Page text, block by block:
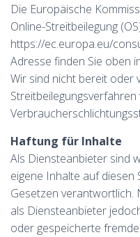
Die Europäische
Online-Streitbeilegung
https://ec.europa.eu/
Adresse finden Sie oben
Wir sind nicht bereit oder
Haftung für Inhalte
Als Diensteanbieter sind
eigene Inhalte auf diesen
Gesetzen verantwortlich.
als Diensteanbieter
oder gespeicherte